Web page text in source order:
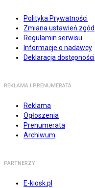
Polityka Prywatności
Zmiana ustawień zgód
Regulamin serwisu
Informacje o nadawcy
Deklaracja dostępności
REKLAMA I PRENUMERATA
Reklama
Ogłoszenia
Prenumerata
Archiwum
PARTNERZY
E-kiosk.pl